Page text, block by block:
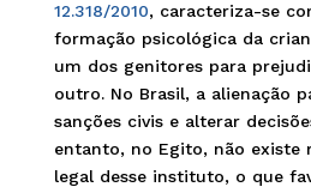
12.318/2010, caracteriza-se
formação psicológica da
um dos genitores para
outro. No Brasil, a alienação
sanções civis e alterar
entanto, no Egito, não existe
legal desse instituto, o que